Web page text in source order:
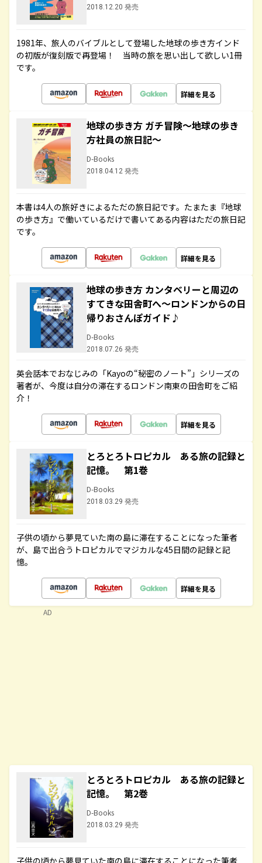
2018.12.20 発売
1981年、旅人のバイブルとして登場した地球の歩き方インド
の初版が復刻版で再登場！ 当時の旅を思い出して欲しい1冊
です。
詳細を見る
地球の歩き方 ガチ冒険～地球の歩き
方社員の旅日記～
D-Books
2018.04.12 発売
本書は4人の旅好きによるただの旅日記です。たまたま『地球
の歩き方』で働いているだけで書いてある内容はただの旅日記
です。
詳細を見る
地球の歩き方 カンタベリーと周辺の
すてきな田舎町へ～ロンドンからの日
帰りおさんぽガイド♪
D-Books
2018.07.26 発売
英会話本でおなじみの「Kayoの“秘密のノート”」シリーズの
著者が、今度は自分の滞在するロンドン南東の田舎町をご紹
介！
詳細を見る
とろとろトロピカル ある旅の記録と
記憶。 第1巻
D-Books
2018.03.29 発売
子供の頃から夢見ていた南の島に滞在することになった筆者
が、島で出合うトロピカルでマジカルな45日間の記録と記
憶。
詳細を見る
とろとろトロピカル ある旅の記録と
記憶。 第2巻
D-Books
2018.03.29 発売
子供の頃から夢見ていた南の島に滞在することになった筆者
AD